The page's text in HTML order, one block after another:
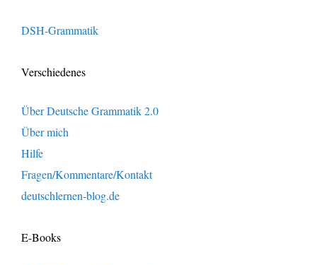
DSH-Grammatik
Verschiedenes
Über Deutsche Grammatik 2.0
Über mich
Hilfe
Fragen/Kommentare/Kontakt
deutschlernen-blog.de
E-Books